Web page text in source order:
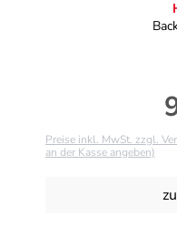
Preise inkl. MwSt. zzgl.
an der Kasse angeben)